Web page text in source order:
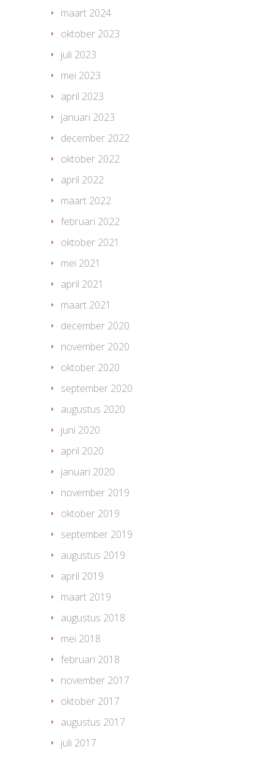
maart 2024
oktober 2023
juli 2023
mei 2023
april 2023
januari 2023
december 2022
oktober 2022
april 2022
maart 2022
februari 2022
oktober 2021
mei 2021
april 2021
maart 2021
december 2020
november 2020
oktober 2020
september 2020
augustus 2020
juni 2020
april 2020
januari 2020
november 2019
oktober 2019
september 2019
augustus 2019
april 2019
maart 2019
augustus 2018
mei 2018
februari 2018
november 2017
oktober 2017
augustus 2017
juli 2017